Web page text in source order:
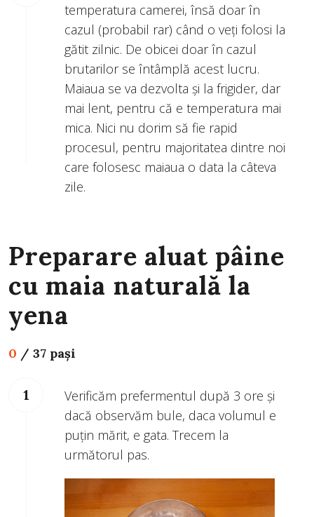
temperatura camerei, însă doar în
cazul (probabil rar) când o veți folosi la
gătit zilnic. De obicei doar în cazul
brutarilor se întâmplă acest lucru.
Maiaua se va dezvolta și la frigider, dar
mai lent, pentru că e temperatura mai
mica. Nici nu dorim să fie rapid
procesul, pentru majoritatea dintre noi
care folosesc maiaua o data la câteva
zile.
Preparare aluat pâine
cu maia naturală la
yena
0 / 37 pași
Verificăm prefermentul după 3 ore și
dacă observăm bule, daca volumul e
puțin mărit, e gata. Trecem la
următorul pas.